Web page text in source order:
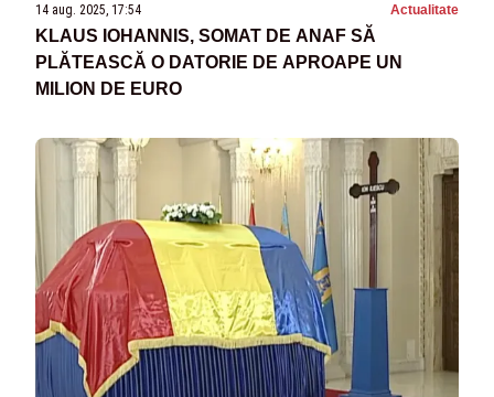
14 aug. 2025, 17:54 Actualitate
KLAUS IOHANNIS, SOMAT DE ANAF SĂ
PLĂTEASCĂ O DATORIE DE APROAPE UN
MILION DE EURO